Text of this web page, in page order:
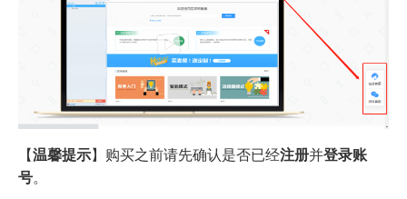
【温馨提示】购买之前请先确认是否已经注册并登录账
号。